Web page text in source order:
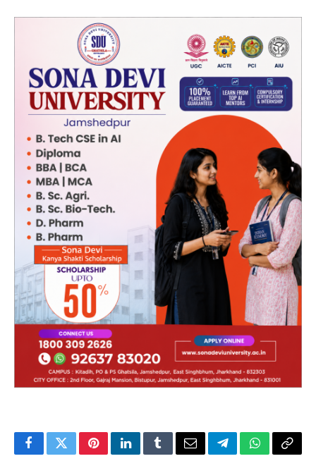
FacebookTwitterPinterestLinkedInTumblrEmailTelegramWhatsApp
Copy